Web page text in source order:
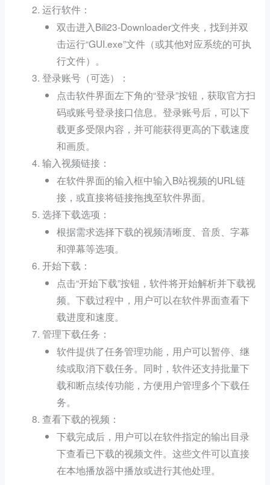
运行软件 ：
双击进入Bili23-Downloader文件夹，找到并双
击运行“GUI.exe”文件（或其他对应系统的可执
行文件）。
登录账号 （可选）：
点击软件界面左下角的“登录”按钮，获取官方扫
码或账号登录接口信息。登录账号后，可以下
载更多受限内容，并可能获得更高的下载速度
和画质。
输入视频链接 ：
在软件界面的输入框中输入B站视频的URL链
接，或直接将链接拖拽至软件界面。
选择下载选项 ：
根据需求选择下载的视频清晰度、音质、字幕
和弹幕等选项。
开始下载 ：
点击“开始下载”按钮，软件将开始解析并下载视
频。下载过程中，用户可以在软件界面查看下
载进度和速度。
管理下载任务 ：
软件提供了任务管理功能，用户可以暂停、继
续或取消下载任务。同时，软件还支持批量下
载和断点续传功能，方便用户管理多个下载任
务。
查看下载的视频 ：
下载完成后，用户可以在软件指定的输出目录
下查看已下载的视频文件。这些文件可以直接
在本地播放器中播放或进行其他处理。